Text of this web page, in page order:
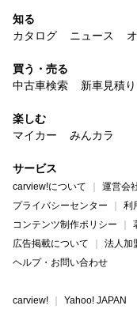
知る
カタログ
ニュース
買う・売る
中古車検索
新車見積り
楽しむ
マイカー
みんカラ
サービス
carview!について 運営会
プライバシーセンター
利
コンテンツ制作ポリシー
広告掲載について
法人加
ヘルプ・お問い合わせ
carview! Yahoo! JAPAN